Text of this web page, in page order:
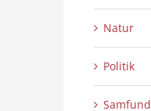
Natur
Politik
Samfund